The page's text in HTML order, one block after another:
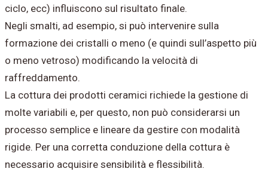
ciclo, ecc) influiscono sul risultato finale.
Negli smalti, ad esempio, si può intervenire sulla
formazione dei cristalli o meno (e quindi sull’aspetto più
o meno vetroso) modificando la velocità di
raffreddamento.
La cottura dei prodotti ceramici richiede la gestione di
molte variabili e, per questo, non può considerarsi un
processo semplice e lineare da gestire con modalità
rigide. Per una corretta conduzione della cottura è
necessario acquisire sensibilità e flessibilità.